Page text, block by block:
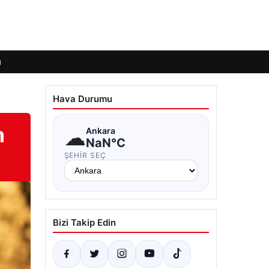
Hava Durumu
☁Ankara
NaN°C
ŞEHIR SEÇ
Bizi Takip Edin